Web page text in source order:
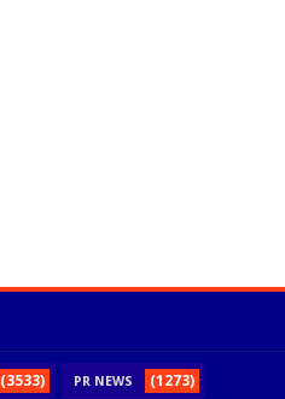
(3533) PR NEWS (1273)